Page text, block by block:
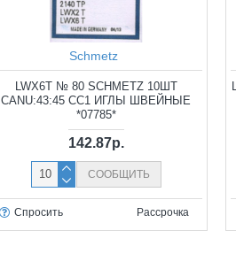
Schmetz
LWX6T № 80 SCHMETZ 10ШТ
CANU:43:45 CC1 ИГЛЫ ШВЕЙНЫЕ
*07785*
142.87р.
СООБЩИТЬ
Спросить Рассрочка